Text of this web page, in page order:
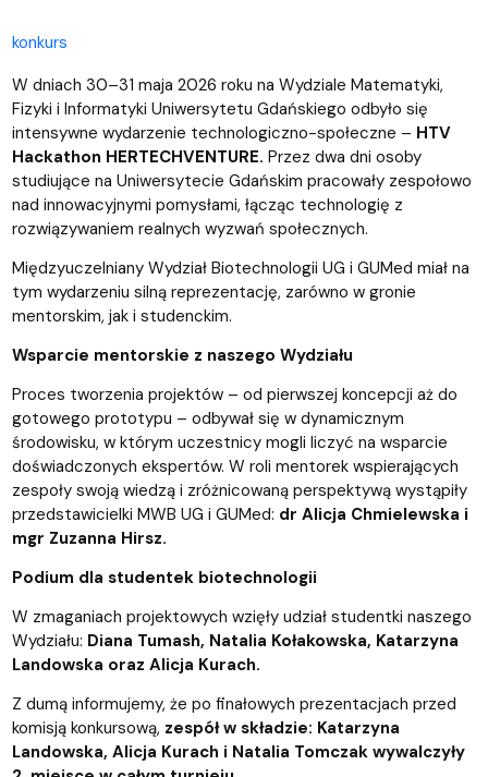
konkurs
W dniach 30–31 maja 2026 roku na Wydziale Matematyki,
Fizyki i Informatyki Uniwersytetu Gdańskiego odbyło się
intensywne wydarzenie technologiczno-społeczne – HTV
Hackathon HERTECHVENTURE. Przez dwa dni osoby
studiujące na Uniwersytecie Gdańskim pracowały zespołowo
nad innowacyjnymi pomysłami, łącząc technologię z
rozwiązywaniem realnych wyzwań społecznych.
Międzyuczelniany Wydział Biotechnologii UG i GUMed miał na
tym wydarzeniu silną reprezentację, zarówno w gronie
mentorskim, jak i studenckim.
Wsparcie mentorskie z naszego Wydziału
Proces tworzenia projektów – od pierwszej koncepcji aż do
gotowego prototypu – odbywał się w dynamicznym
środowisku, w którym uczestnicy mogli liczyć na wsparcie
doświadczonych ekspertów. W roli mentorek wspierających
zespoły swoją wiedzą i zróżnicowaną perspektywą wystąpiły
przedstawicielki MWB UG i GUMed: dr Alicja Chmielewska i
mgr Zuzanna Hirsz.
Podium dla studentek biotechnologii
W zmaganiach projektowych wzięły udział studentki naszego
Wydziału: Diana Tumash, Natalia Kołakowska, Katarzyna
Landowska oraz Alicja Kurach.
Z dumą informujemy, że po finałowych prezentacjach przed
komisją konkursową, zespół w składzie: Katarzyna
Landowska, Alicja Kurach i Natalia Tomczak wywalczyły